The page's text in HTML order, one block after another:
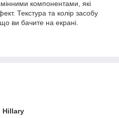
компонентами, які
Текстура та колір засобу
ви бачите на екрані.
Hillary